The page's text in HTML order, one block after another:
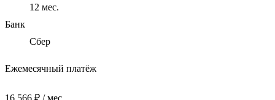
12 мес.
Банк
Сбер
Ежемесячный платёж